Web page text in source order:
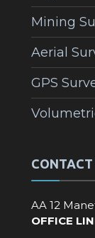
Mining
Aerial
GPS
CONTACT
AA 12
OFFICE